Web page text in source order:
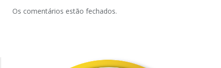
Os comentários estão fechados.